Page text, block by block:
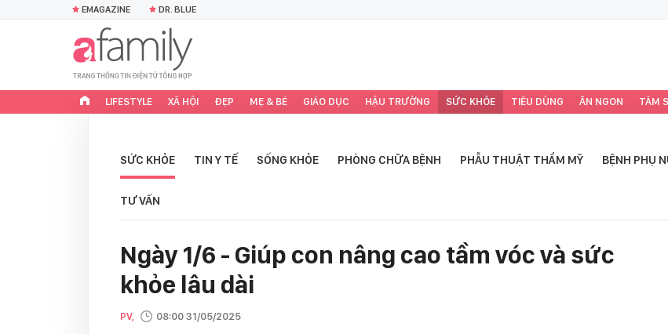
EMAGAZINE DR. BLUE
LIFESTYLE XÃ HỘI ĐẸP MẸ & BÉ GIÁO DỤC HẬU TRƯỜNG SỨC KHỎE TIÊU DÙNG ĂN NGON TÂM
SỨC KHỎE TIN Y TẾ SỐNG KHỎE PHÒNG CHỮA BỆNH PHẪU THUẬT THẨM MỸ BỆNH PHỤ
TƯ VẤN
Ngày 1/6 - Giúp con nâng cao tầm vóc và sức
khỏe lâu dài
PV, 08:00 31/05/2025